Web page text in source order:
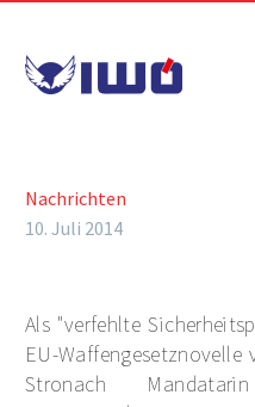
Nachrichten
10. Juli 2014
Als "verfehlte
EU-Waffengesetznovelle
Stronach